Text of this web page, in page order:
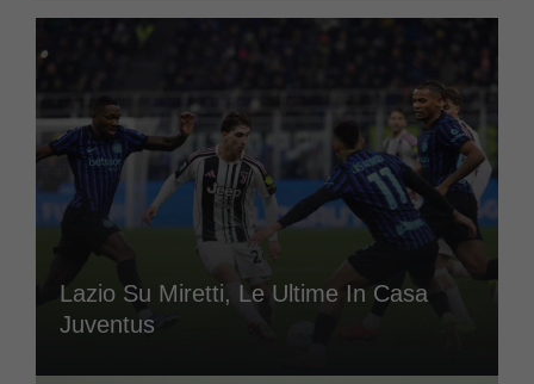
Lazio Su Miretti, Le Ultime In Casa
Juventus